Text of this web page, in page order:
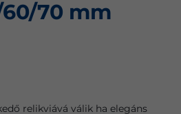
70 mm
relikviává válik ha elegáns